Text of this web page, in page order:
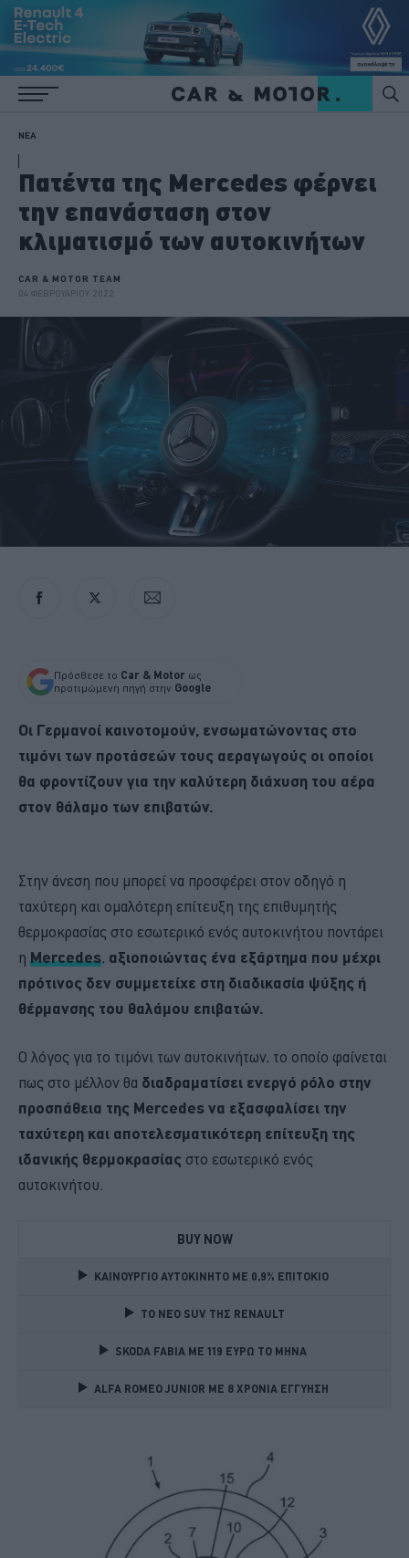
ΝΕΑ
Πατέντα της Mercedes φέρνει
την επανάσταση στον
κλιματισμό των αυτοκινήτων
CAR & MOTOR TEAM
04 ΦΕΒΡΟΥΑΡΙΟΥ 2022
Πρόσθεσε το Car & Motor ως
προτιμώμενη πηγή στην Google
Οι Γερμανοί καινοτομούν, ενσωματώνοντας στο
τιμόνι των προτάσεών τους αεραγωγούς οι οποίοι
θα φροντίζουν για την καλύτερη διάχυση του αέρα
στον θάλαμο των επιβατών.
Στην άνεση που μπορεί να προσφέρει στον οδηγό η
ταχύτερη και ομαλότερη επίτευξη της επιθυμητής
θερμοκρασίας στο εσωτερικό ενός αυτοκινήτου ποντάρει
η Mercedes, αξιοποιώντας ένα εξάρτημα που μέχρι
πρότινος δεν συμμετείχε στη διαδικασία ψύξης ή
θέρμανσης του θαλάμου επιβατών.
Ο λόγος για το τιμόνι των αυτοκινήτων, το οποίο φαίνεται
πως στο μέλλον θα διαδραματίσει ενεργό ρόλο στην
προσπάθεια της Mercedes να εξασφαλίσει την
ταχύτερη και αποτελεσματικότερη επίτευξη της
ιδανικής θερμοκρασίας στο εσωτερικό ενός
αυτοκινήτου.
BUY NOW
ΚΑΙΝΟΥΡΓΙΟ ΑΥΤΟΚΙΝΗΤΟ ΜΕ 0,9% ΕΠΙΤΟΚΙΟ
TO NEO SUV ΤΗΣ RENAULT
SKODA FABIA ME 119 ΕΥΡΩ ΤΟ ΜΗΝΑ
ALFA ROMEO JUNIOR ME 8 ΧΡΟΝΙΑ ΕΓΓΥΗΣΗ